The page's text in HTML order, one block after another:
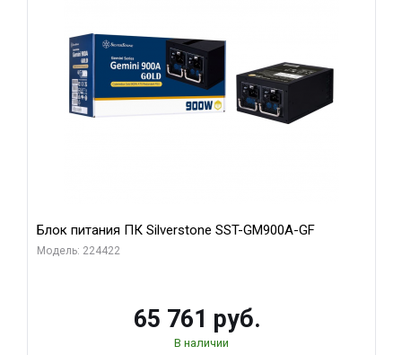
Блок питания ПК Silverstone SST-GM900A-GF
Модель: 224422
65 761 руб.
В наличии